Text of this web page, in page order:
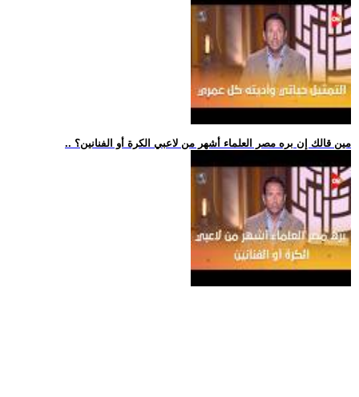
.. مين قالك إن بره مصر العلماء أشهر من لاعبي الكرة أو الفنانين؟